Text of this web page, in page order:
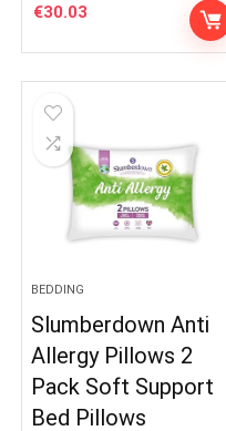
€30.03
BEDDING
Slumberdown Anti
Allergy Pillows 2
Pack Soft Support
Bed Pillows